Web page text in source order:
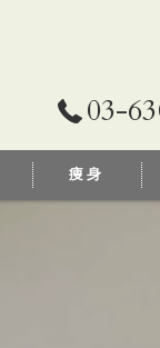
03-
痩身